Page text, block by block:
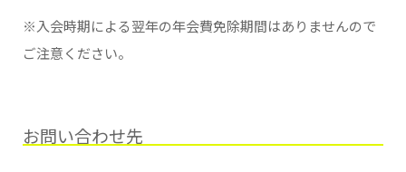
※入会時期による翌年の年会費免除期間はありませんので
ご注意ください。
お問い合わせ先